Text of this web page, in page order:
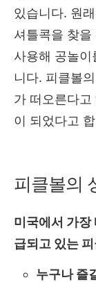
있습니다. 원
셔틀콕을 찾
사용해 공놀이
니다. 피클볼
가 떠오른다
이 되었다고
피클볼의
미국에서 가장
급되고 있는
누구나 즐